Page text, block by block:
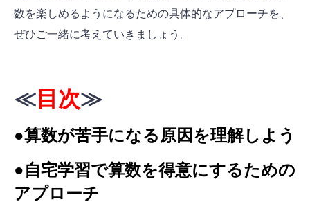
数を楽しめるようになるための具体的なアプローチを、
ぜひご一緒に考えていきましょう。
≪目次≫
●算数が苦手になる原因を理解しよう
●自宅学習で算数を得意にするための
アプローチ